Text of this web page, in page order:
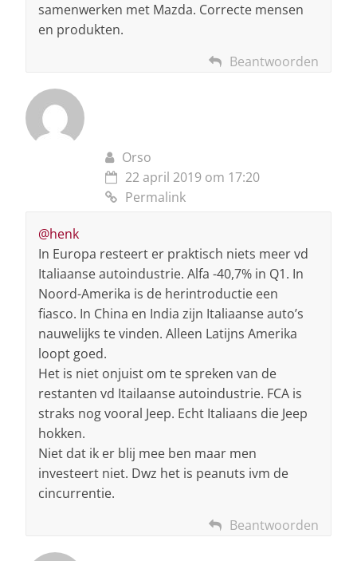
samenwerken met Mazda. Correcte mensen
en produkten.
Beantwoorden
Orso
22 april 2019 om 17:20
Permalink
@henk
In Europa resteert er praktisch niets meer vd
Italiaanse autoindustrie. Alfa -40,7% in Q1. In
Noord-Amerika is de herintroductie een
fiasco. In China en India zijn Italiaanse auto’s
nauwelijks te vinden. Alleen Latijns Amerika
loopt goed.
Het is niet onjuist om te spreken van de
restanten vd Itailaanse autoindustrie. FCA is
straks nog vooral Jeep. Echt Italiaans die Jeep
hokken.
Niet dat ik er blij mee ben maar men
investeert niet. Dwz het is peanuts ivm de
cincurrentie.
Beantwoorden